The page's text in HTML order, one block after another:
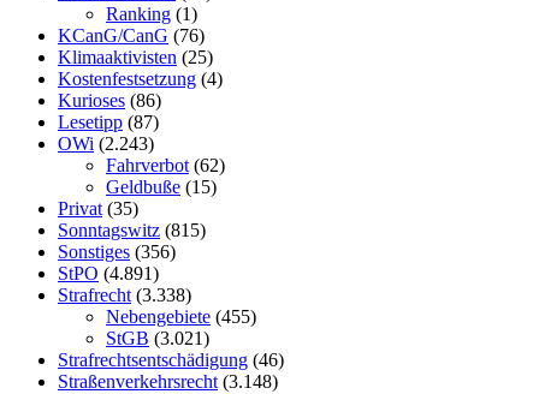
Ranking (1)
KCanG/CanG (76)
Klimaaktivisten (25)
Kostenfestsetzung (4)
Kurioses (86)
Lesetipp (87)
OWi (2.243)
Fahrverbot (62)
Geldbuße (15)
Privat (35)
Sonntagswitz (815)
Sonstiges (356)
StPO (4.891)
Strafrecht (3.338)
Nebengebiete (455)
StGB (3.021)
Strafrechtsentschädigung (46)
Straßenverkehrsrecht (3.148)